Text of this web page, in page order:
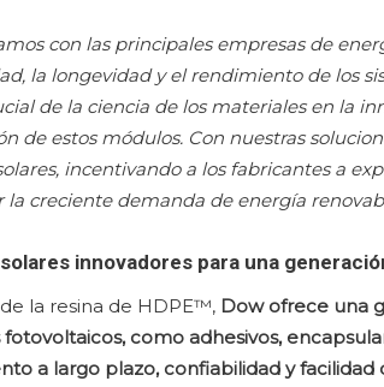
con las principales empresas de
la longevidad y el rendimiento de los
de la ciencia de los materiales en la
de estos módulos. Con nuestras
incentivando a los fabricantes a
la creciente demanda de energía
innovadores para una
la resina de HDPE™, Dow ofrece una
como adhesivos,
a largo plazo, confiabilidad y facilidad